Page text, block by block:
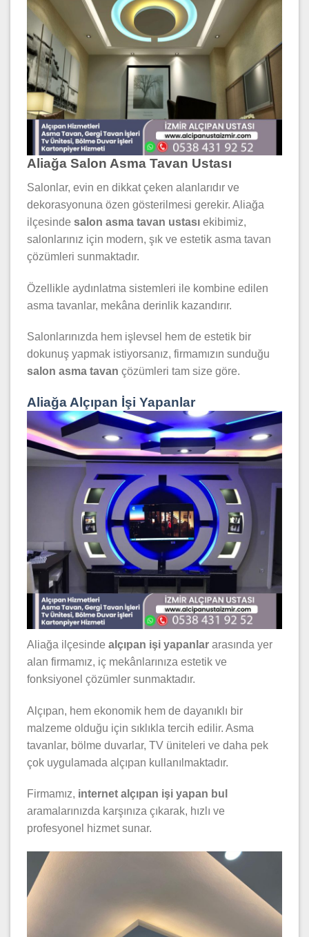
Aliağa Salon Asma Tavan Ustası
Salonlar, evin en dikkat çeken alanlarıdır ve
dekorasyonuna özen gösterilmesi gerekir. Aliağa
ilçesinde salon asma tavan ustası ekibimiz,
salonlarınız için modern, şık ve estetik asma tavan
çözümleri sunmaktadır.
Özellikle aydınlatma sistemleri ile kombine edilen
asma tavanlar, mekâna derinlik kazandırır.
Salonlarınızda hem işlevsel hem de estetik bir
dokunuş yapmak istiyorsanız, firmamızın sunduğu
salon asma tavan çözümleri tam size göre.
Aliağa Alçıpan İşi Yapanlar
Aliağa ilçesinde alçıpan işi yapanlar arasında yer
alan firmamız, iç mekânlarınıza estetik ve
fonksiyonel çözümler sunmaktadır.
Alçıpan, hem ekonomik hem de dayanıklı bir
malzeme olduğu için sıklıkla tercih edilir. Asma
tavanlar, bölme duvarlar, TV üniteleri ve daha pek
çok uygulamada alçıpan kullanılmaktadır.
Firmamız, internet alçıpan işi yapan bul
aramalarınızda karşınıza çıkarak, hızlı ve
profesyonel hizmet sunar.